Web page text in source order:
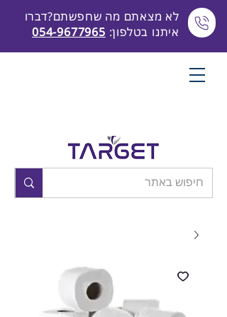
לא מצאתם מה שחפשתם?דברו
איתנו בטלפון: 054-9677965